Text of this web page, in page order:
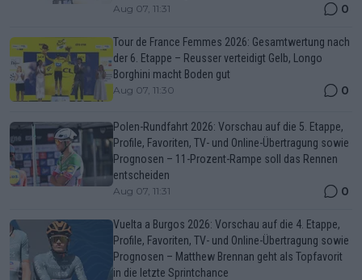
Aug 07, 11:31 0
Tour de France Femmes 2026: Gesamtwertung nach
der 6. Etappe – Reusser verteidigt Gelb, Longo
Borghini macht Boden gut
Aug 07, 11:30 0
Polen-Rundfahrt 2026: Vorschau auf die 5. Etappe,
Profile, Favoriten, TV- und Online-Übertragung sowie
Prognosen – 11-Prozent-Rampe soll das Rennen
entscheiden
Aug 07, 11:31 0
Vuelta a Burgos 2026: Vorschau auf die 4. Etappe,
Profile, Favoriten, TV- und Online-Übertragung sowie
Prognosen – Matthew Brennan geht als Topfavorit
in die letzte Sprintchance